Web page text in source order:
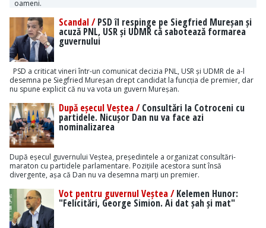
oameni.
Scandal /PSD îl respinge pe Siegfried Mureșan și
acuză PNL, USR și UDMR că sabotează formarea
guvernului
PSD a criticat vineri într-un comunicat decizia PNL, USR și UDMR de a-l
desemna pe Siegfried Mureșan drept candidat la funcția de premier, dar
nu spune explicit că nu va vota un guvern Mureșan.
După eșecul Veștea /Consultări la Cotroceni cu
partidele. Nicușor Dan nu va face azi
nominalizarea
După eșecul guvernului Veștea, președintele a organizat consultări-
maraton cu partidele parlamentare. Pozițiile acestora sunt însă
divergente, așa că Dan nu va desemna marți un premier.
Vot pentru guvernul Veștea /Kelemen Hunor:
"Felicitări, George Simion. Ai dat șah și mat"